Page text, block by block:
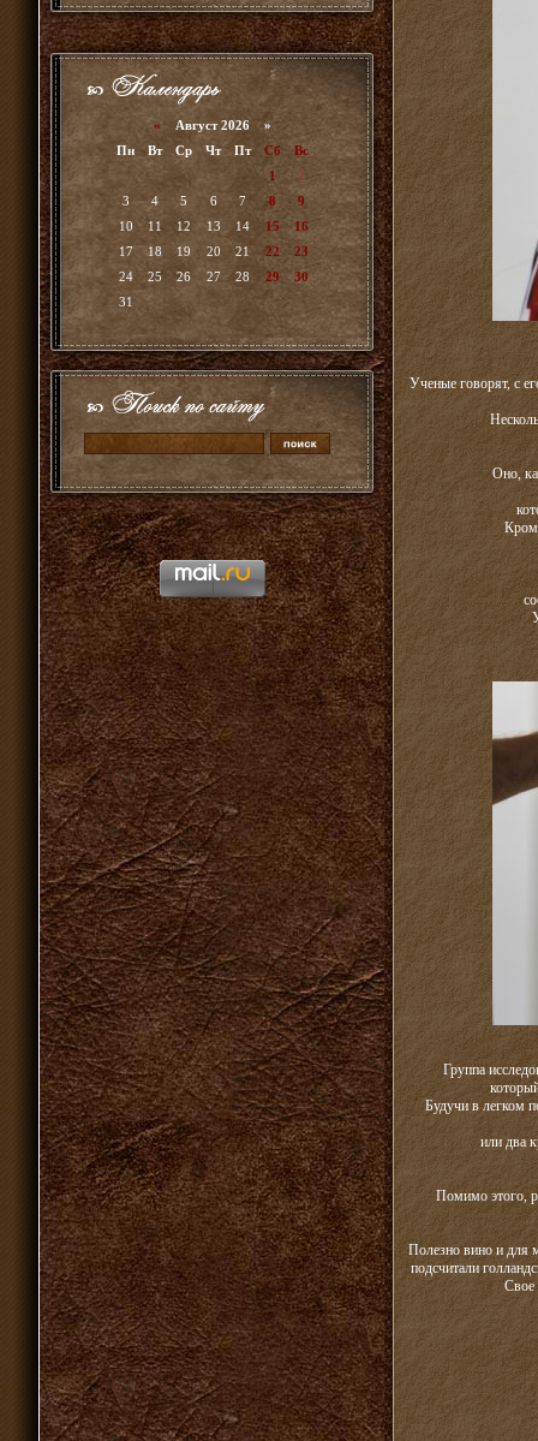
« Август 2026 »
Пн
Вт Ср Чт Пт Сб
Вс
1
2
3
4 5 6 7 8
9
10
11 12 13 14 15
16
17
18 19 20 21 22
23
24
25 26 27 28 29
30
31
Ученые говорят, с
Оно,
Группа
Будучи в легком
или два
Помимо этого,
Полезно вино и для
подсчитали
Свое